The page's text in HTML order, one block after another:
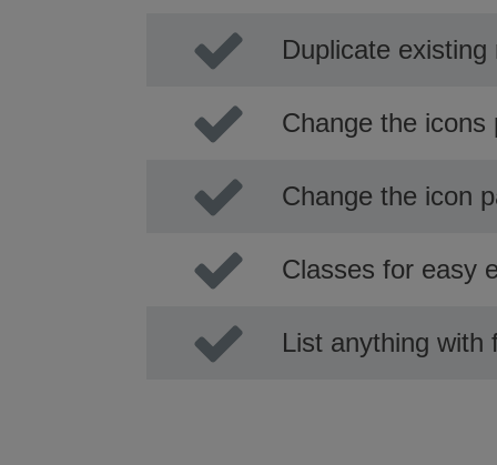
Duplicate
Change the icons
Change the icon
Classes for easy
List anything with